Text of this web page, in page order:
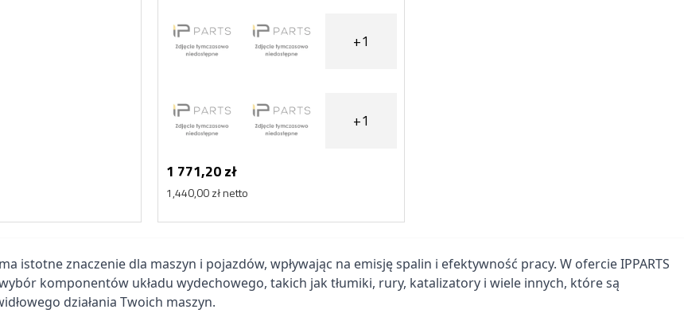
+1
+1
1 771,20 zł
1,440,00 zł netto
istotne znaczenie dla maszyn i pojazdów, wpływając na emisję spalin i efektywność pracy. W ofercie IPPARTS
komponentów układu wydechowego, takich jak tłumiki, rury, katalizatory i wiele innych, które są
działania Twoich maszyn.